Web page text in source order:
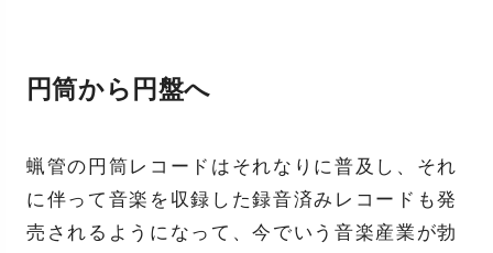
円筒から円盤へ
蝋管の円筒レコードはそれなりに普及し、それ
に伴って音楽を収録した録音済みレコードも発
売されるようになって、今でいう音楽産業が勃